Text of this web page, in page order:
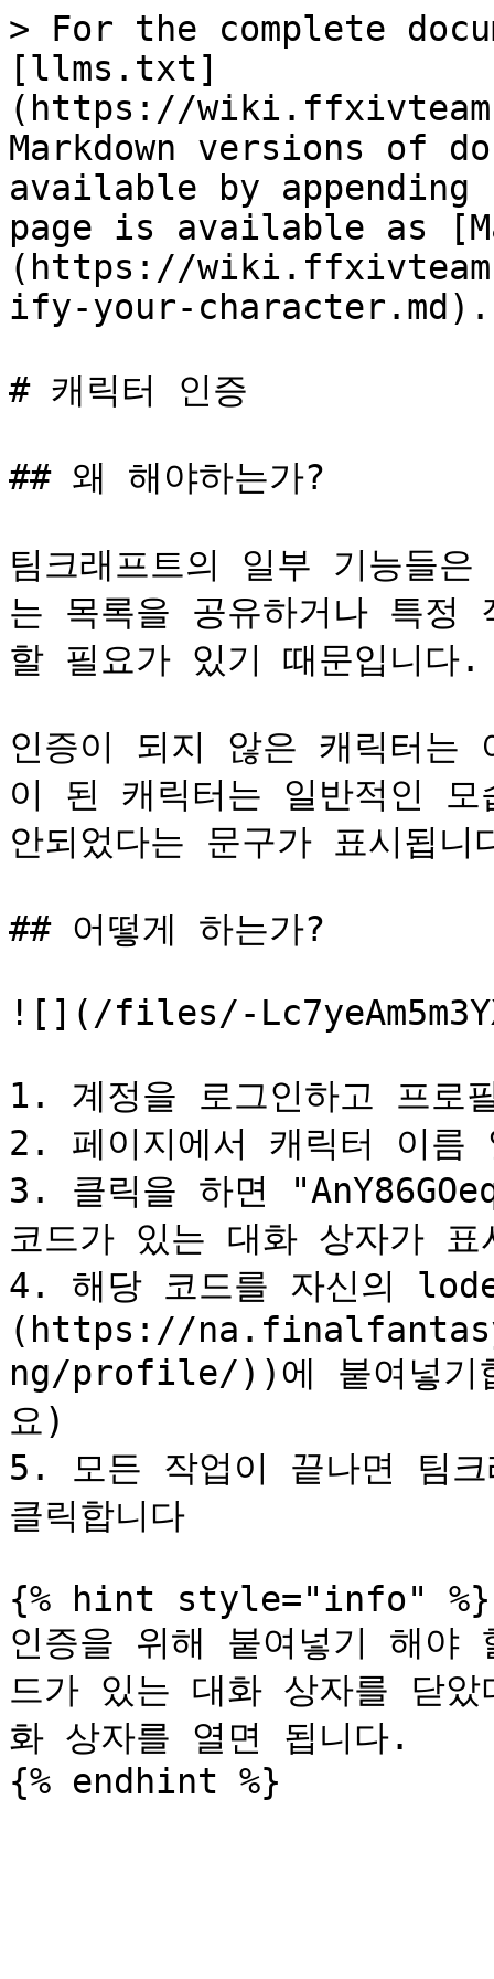
> For the complete
[llms.txt]
(https://
Markdown versions of
available by
page is available as
(https://
ify-your-character.md).
# 캐릭터 인증
## 왜 해야하는가?
팀크래프트의 일부 기능들
는 목록을 공유하거나 특정
할 필요가 있기 때문입니다.
인증이 되지 않은 캐릭터는
이 된 캐릭터는 일반적인
안되었다는 문구가 표시됩니
## 어떻게 하는가?
![](/files/-
1. 계정을 로그인하고 프로
2. 페이지에서 캐릭터 이름
3. 클릭을 하면
코드가 있는 대화 상자가
4. 해당 코드를 자신의
(https://
ng/profile/))에 붙여넣기
요)
5. 모든 작업이 끝나면 팀
클릭합니다
{% hint style="info" %}
인증을 위해 붙여넣기 해
드가 있는 대화 상자를 닫
화 상자를 열면 됩니다.